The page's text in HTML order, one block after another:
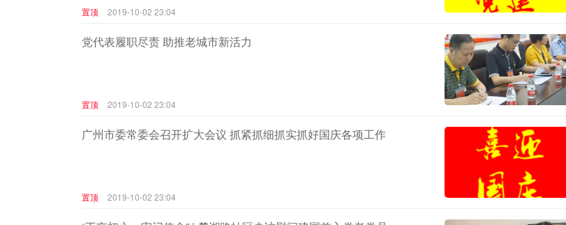
置顶 2019-10-02 23:04
党代表履职尽责 助推老城市新活力
置顶 2019-10-02 23:04
广州市委常委会召开扩大会议 抓紧抓细抓实抓好国庆各项工作
置顶 2019-10-02 23:04